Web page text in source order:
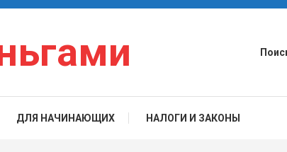
ДЛЯ НАЧИНАЮЩИХ НАЛОГИ И ЗАКОНЫ